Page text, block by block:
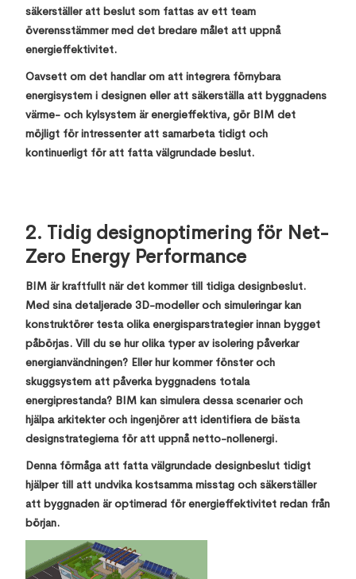
säkerställer att beslut som fattas av ett team
överensstämmer med det bredare målet att uppnå
energieffektivitet.
Oavsett om det handlar om att integrera förnybara
energisystem i designen eller att säkerställa att byggnadens
värme- och kylsystem är energieffektiva, gör BIM det
möjligt för intressenter att samarbeta tidigt och
kontinuerligt för att fatta välgrundade beslut.
2. Tidig designoptimering för Net-
Zero Energy Performance
BIM är kraftfullt när det kommer till tidiga designbeslut.
Med sina detaljerade 3D-modeller och simuleringar kan
konstruktörer testa olika energisparstrategier innan bygget
påbörjas. Vill du se hur olika typer av isolering påverkar
energianvändningen? Eller hur kommer fönster och
skuggsystem att påverka byggnadens totala
energiprestanda? BIM kan simulera dessa scenarier och
hjälpa arkitekter och ingenjörer att identifiera de bästa
designstrategierna för att uppnå netto-nollenergi.
Denna förmåga att fatta välgrundade designbeslut tidigt
hjälper till att undvika kostsamma misstag och säkerställer
att byggnaden är optimerad för energieffektivitet redan från
början.